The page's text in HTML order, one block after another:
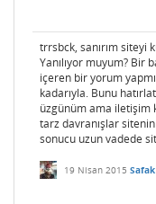
trrsbck, sanırım siteyi
Yanılıyor muyum? Bir
içeren bir yorum
kadarıyla. Bunu
üzgünüm ama iletişim
tarz davranışlar
sonucu uzun vadede
19 Nisan 2015